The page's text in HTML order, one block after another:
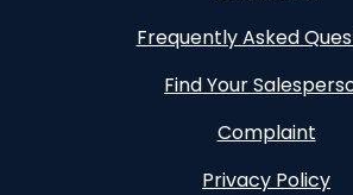
Frequently Asked
Find Your
Complaint
Privacy Policy